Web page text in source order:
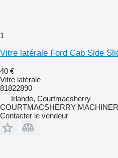
1
Vitre latérale Ford Cab Side
40 €
Vitre latérale
81822890
Irlande, Courtmacsherry
COURTMACSHERRY
Contacter le vendeur